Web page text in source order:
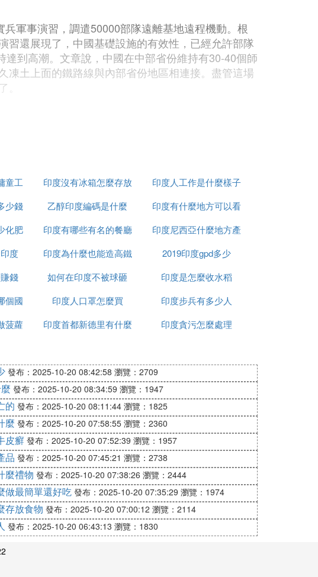
軍事演習，調遣50000部隊遠離基地遠程機動。根
還展現了，中國基礎設施的有效性，已經允許部隊
到高潮。文章說，中國在中部省份維持有30-40個師
凍土上面的鐵路線與內部省份地區相連接。盡管這場
年事情有所變化。印度在東段地區維持30000部隊，
山地師在喜馬拉雅山區進行作戰訓練，還將增派兩
到西段邊界的拉達克地區。在東部，三個曾被廢棄
要機場將被升級成能夠起降蘇-30戰機，這個機場是
1962年的地面戰中輕易地被擊敗了。中國贏得了19
，而且，中國士兵使用的沖鋒槍具有優勢，它們迅
度的突擊步槍能夠與中國的媲美，印度的將軍們也學
者2013年前完全形成戰力，而且，從俄羅斯訂購
力，所有上述這些裝備，再加上適合在喜馬拉雅山區
的十倍。
艦隊。印度的工業核心地帶和軍事基地在上述導彈的
，根本無法防禦，印度唯一的希望在於（假設）這
峽的西部出口附近的海軍基地對抗中國海軍在印度
這可以帶來更多的財富。
旁遮普大學（Punjab University）和密蘇里大學（U
和中印邊界附近的印度駐軍總和將達到60萬。印度
童工
印度沒有冰箱怎麼存放
食物
印度人工作是什麼樣子
少錢
乙醇印度編碼是什麼
印度有什麼地方可以看
到太陽
化肥 印度有哪些有名的餐廳
印度尼西亞什麼地方產
榴槤
度 印度為什麼也能造高鐵
2019印度gpd多少
錢 如何在印度不被球砸
印度是怎麼收水稻
個國
印度人口罩怎麼買
印度步兵有多少人
菠蘿
印度首都新德里有什麼
印度貪污怎麼處理
發布：2025-10-20 08:42:58 瀏覽：2709
發布：2025-10-20 08:34:59 瀏覽：1947
的 發布：2025-10-20 08:11:44 瀏覽：1825
麼 發布：2025-10-20 07:58:55 瀏覽：2360
皮癬 發布：2025-10-20 07:52:39 瀏覽：1957
品 發布：2025-10-20 07:45:21 瀏覽：2738
麼禮物 發布：2025-10-20 07:38:26 瀏覽：2444
做最簡單還好吃 發布：2025-10-20 07:35:29 瀏覽：1974
存放食物 發布：2025-10-20 07:00:12 瀏覽：2114
發布：2025-10-20 06:43:13 瀏覽：1830